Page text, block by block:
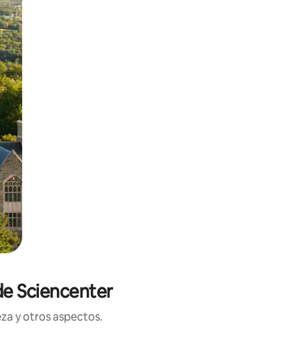
el dedo.
Sciencenter
y otros aspectos.